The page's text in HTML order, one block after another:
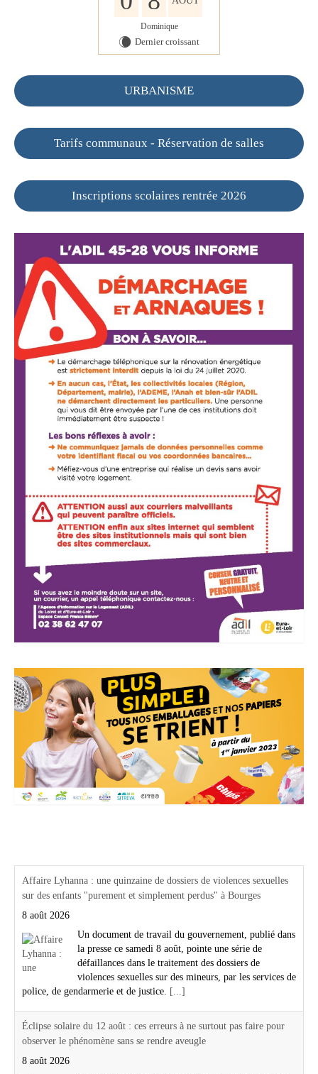
Dominique
W Dernier croissant
URBANISME
Tarifs communaux - Réservation de salles
Inscriptions scolaires rentrée 2026
Affaire Lyhanna : une quinzaine de dossiers de violences sexuelles
sur des enfants "purement et simplement perdus" à Bourges
8 août 2026
Un document de travail du gouvernement, publié dans
la presse ce samedi 8 août, pointe une série de
défaillances dans le traitement des dossiers de
violences sexuelles sur des mineurs, par les services de
police, de gendarmerie et de justice. [...]
Éclipse solaire du 12 août : ces erreurs à ne surtout pas faire pour
observer le phénomène sans se rendre aveugle
8 août 2026